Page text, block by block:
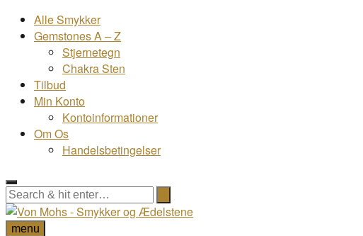
Alle Smykker
Gemstones A – Z
Stjernetegn
Chakra Sten
Tilbud
Min Konto
Kontoinformationer
Om Os
Handelsbetingelser
menu